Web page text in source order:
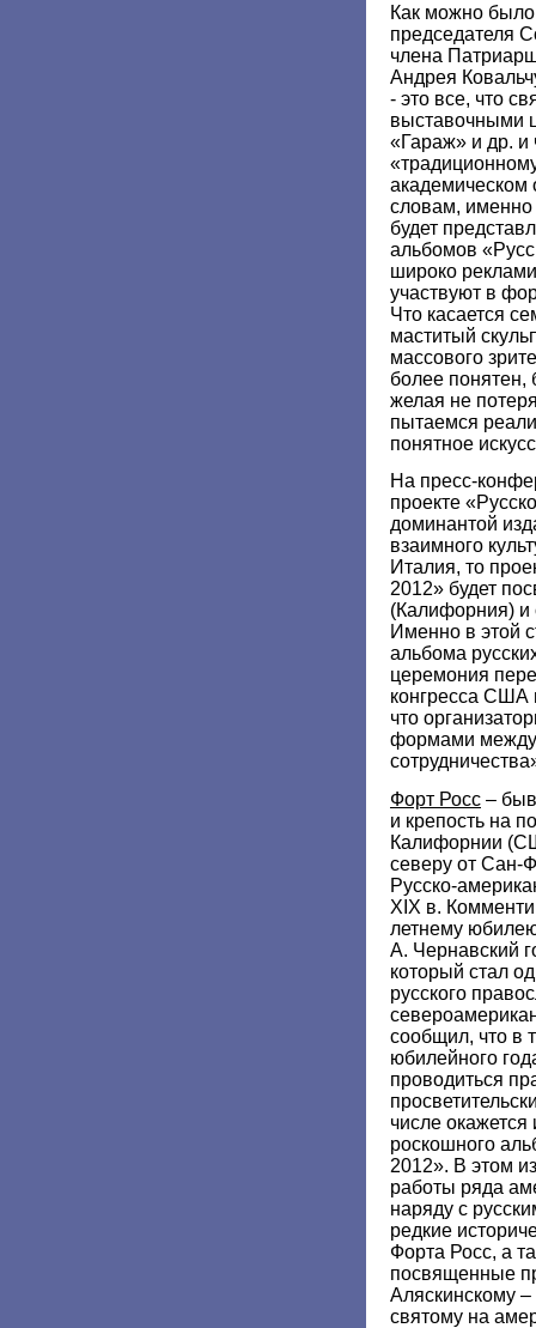
Как можно было
председателя
члена
Андрея
- это все, что
выставочными
«Гараж» и др. и
академическом
словам,
будет
альбомов
широко
участвуют в
Что касается
маститый
массового
более
желая не
пытаемся
понятное
На пресс-
проекте
доминантой
взаимного
Италия, то
2012» будет
(Калифорния)
Именно в этой
альбома
церемония
конгресса США
что
формами
Форт Росс –
и крепость на
Калифорнии
северу от Сан-
Русско-
XIX в.
летнему
А. Чернавский
который стал
русского
сообщил, что в
юбилейного
проводиться
числе окажется
роскошного
2012». В этом
работы ряда
наряду с
редкие
Форта Росс, а
посвященные
Аляскинскому
святому на